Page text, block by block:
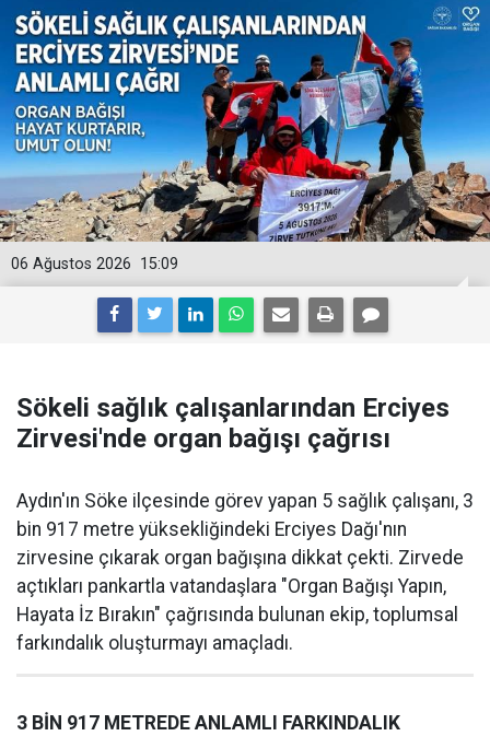
15:09
06 Ağustos 2026
Sökeli sağlık çalışanlarından Erciyes
Zirvesi'nde organ bağışı çağrısı
Aydın'ın Söke ilçesinde görev yapan 5 sağlık çalışanı, 3
bin 917 metre yüksekliğindeki Erciyes Dağı'nın
zirvesine çıkarak organ bağışına dikkat çekti. Zirvede
açtıkları pankartla vatandaşlara "Organ Bağışı Yapın,
Hayata İz Bırakın" çağrısında bulunan ekip, toplumsal
farkındalık oluşturmayı amaçladı.
3 BİN 917 METREDE ANLAMLI FARKINDALIK